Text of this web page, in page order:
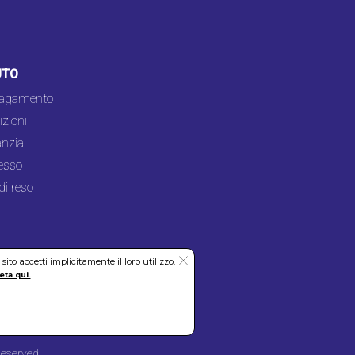
reso
accetti implicitamente il loro utilizzo.
qui.